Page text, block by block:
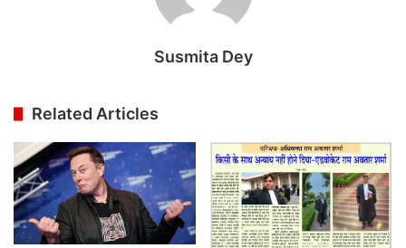
Susmita Dey
Related Articles